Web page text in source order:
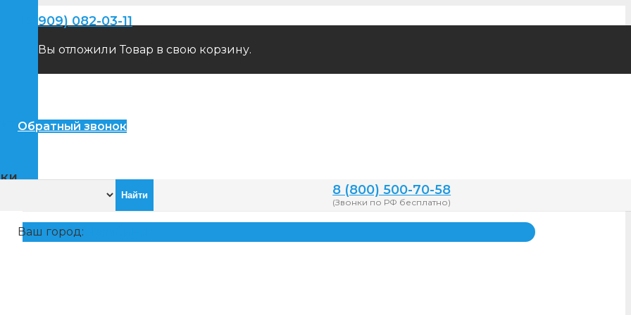
Вы отложили Товар в свою корзину.
+7(909) 082-03-11
Обратный звонок
Ваш город:
8 (800) 500-70-58
(Звонки по РФ бесплатно)